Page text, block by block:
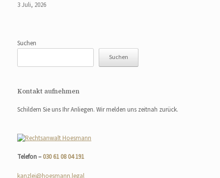
3 Juli, 2026
Suchen
Suchen
Kontakt aufnehmen
Schildern Sie uns Ihr Anliegen. Wir melden uns zeitnah zurück.
Telefon –030 61 08 04 191
kanzlei@hoesmann.legal